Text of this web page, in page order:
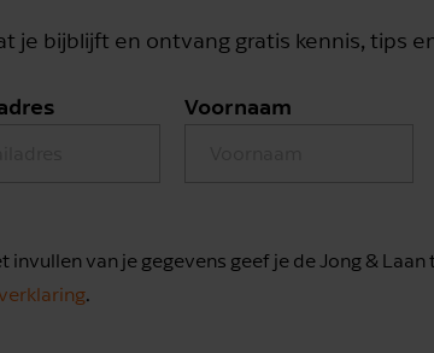
je bijblijft en ontvang gratis kennis, tips
Voornaam
invullen van je gegevens geef je de Jong &
.